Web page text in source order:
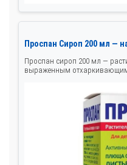
Проспан Сироп 200 мл —
Проспан сироп 200 мл —
выраженным отхаркивающим